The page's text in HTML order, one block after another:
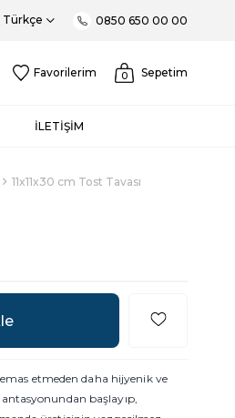
Türkçe 0850 650 00 00
Sepetim
0
Favorilerim
İLETİŞİM
11x11x30 cm Tost Tavası
etmeden daha hijyenik ve
başlayıp,